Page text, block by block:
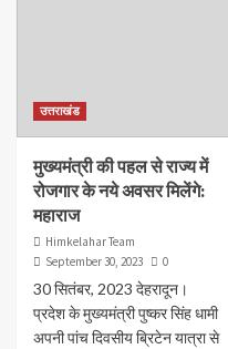
उत्तराखंड
मुख्यमंत्री की पहल से राज्य में
रोजगार के नये अवसर मिलेंगे:
महाराज
Himkelahar Team
September 30, 2023
0
30 सितंबर, 2023 देहरादून।
प्रदेश के मुख्यमंत्री पुष्कर सिंह धामी
अपनी पांच दिवसीय ब्रिटेन यात्रा से